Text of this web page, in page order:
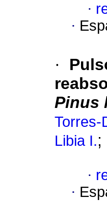
·
·
·
Pinus
Torres-
Libia I.;
·
·